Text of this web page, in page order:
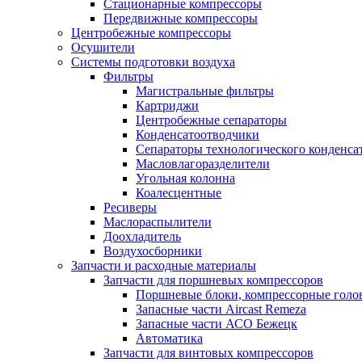
Стационарные компрессоры
Передвижные компрессоры
Центробежные компрессоры
Осушители
Системы подготовки воздуха
Фильтры
Магистральные фильтры
Картриджи
Центробежные сепараторы
Конденсатоотводчики
Сепараторы технологического
Масловлагоразделители
Угольная колонна
Коалесцентные
Ресиверы
Маслораспылители
Доохладитель
Воздухосборники
Запчасти и расходные материалы
Запчасти для поршневых компрессоров
Поршневые блоки, компрессорные
Запасные части Aircast Remeza
Запасные части АСО Бежецк
Автоматика
Запчасти для винтовых компрессоров